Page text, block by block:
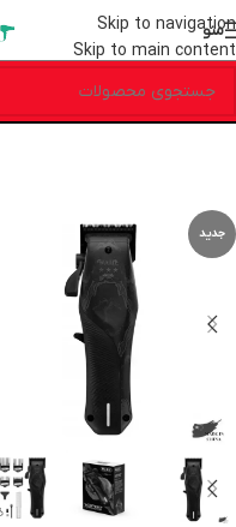
Skip to navigation
Skip to main content
منو
جدید